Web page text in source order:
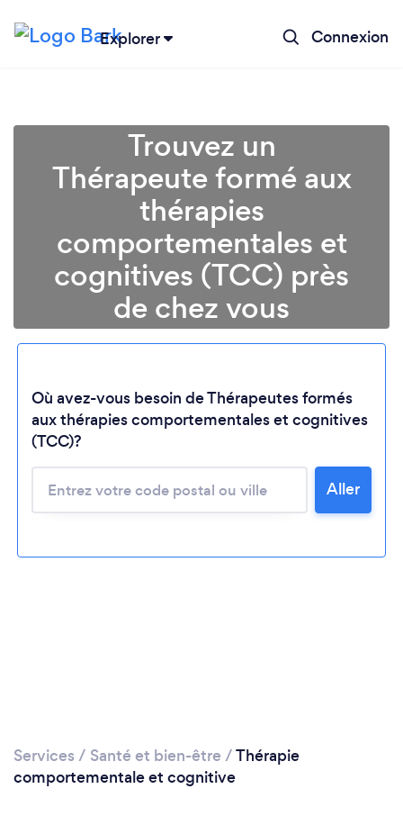
Explorer Connexion
Chargement...
Veuillez patienter...
Trouvez un
Thérapeute formé aux
thérapies
comportementales et
cognitives (TCC) près
de chez vous
Où avez-vous besoin de Thérapeutes formés
aux thérapies comportementales et cognitives
(TCC)?
Aller
Services / Santé et bien-être /Thérapie
comportementale et cognitive